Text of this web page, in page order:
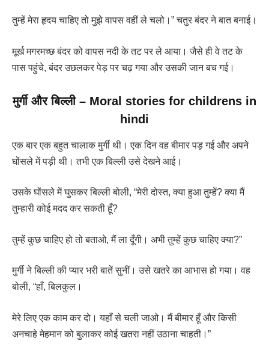
तुम्हें मेरा हृदय चाहिए तो मुझे वापस वहीं ले चलो।” चतुर बंदर ने बात बनाई।
मूर्ख मगरमच्छ बंदर को वापस नदी के तट पर ले आया। जैसे ही वे तट के
पास पहुंचे, बंदर उछलकर पेड़ पर चढ़ गया और उसकी जान बच गई।
मुर्गी और बिल्ली – Moral stories for childrens in
hindi
एक बार एक बहुत चालाक मुर्गी थी। एक दिन वह बीमार पड़ गई और अपने
घोंसले में पड़ी थी। तभी एक बिल्ली उसे देखने आई।
उसके घोंसले में घुसकर बिल्ली बोली, “मेरी दोस्त, क्या हुआ तुम्हें? क्या मैं
तुम्हारी कोई मदद कर सकती हूँ?
तुम्हें कुछ चाहिए हो तो बताओ, मैं ला दूँगी। अभी तुम्हें कुछ चाहिए क्या?”
मुर्गी ने बिल्ली की प्यार भरी बातें सुनीं। उसे खतरे का आभास हो गया। वह
बोली, “हाँ, बिलकुल।
मेरे लिए एक काम कर दो। यहाँ से चली जाओ। मैं बीमार हूँ और किसी
अनचाहे मेहमान को बुलाकर कोई खतरा नहीं उठाना चाहती।”